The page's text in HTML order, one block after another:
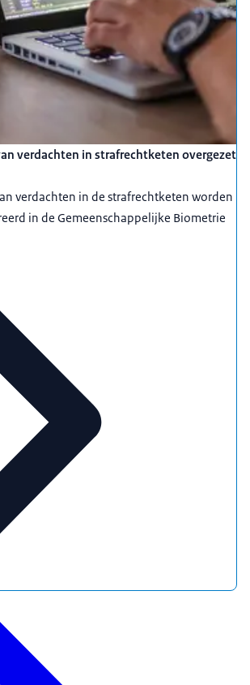
verdachten in strafrechtketen overgezet
verdachten in de strafrechtketen worden
in de Gemeenschappelijke Biometrie